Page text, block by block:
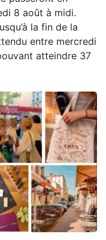
8 août à midi.
la fin de la
entre mercredi
atteindre 37